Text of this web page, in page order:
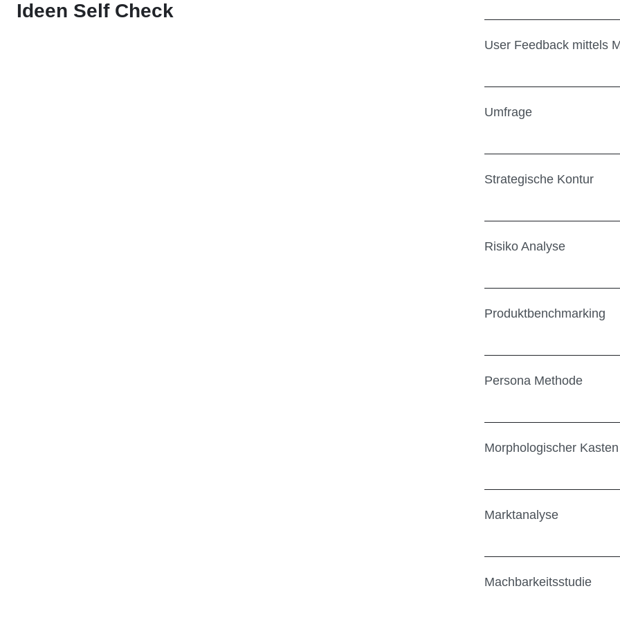
Ideen Self Check
User Feedback mittels
Umfrage
Strategische Kontur
Risiko Analyse
Produktbenchmarking
Persona Methode
Morphologischer Kasten
Marktanalyse
Machbarkeitsstudie